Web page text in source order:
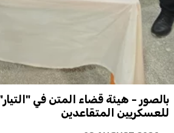
بالصور - هيئة قضاء المتن في
للعسكريين المتقاعدين